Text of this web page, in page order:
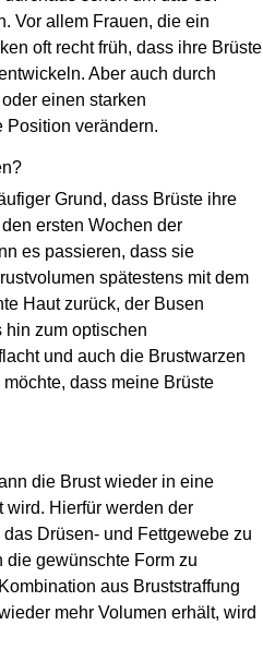
Vor allem Frauen, die ein
oft recht früh, dass ihre Brüste
Aber auch durch
einen starken
Position verändern.
Grund, dass Brüste ihre
ersten Wochen der
es passieren, dass sie
spätestens mit dem
Haut zurück, der Busen
hin zum optischen
und auch die Brustwarzen
dass meine Brüste
die Brust wieder in eine
wird. Hierfür werden der
Drüsen- und Fettgewebe zu
die gewünschte Form zu
aus Bruststraffung
mehr Volumen erhält, wird